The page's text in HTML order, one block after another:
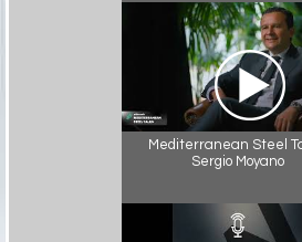
Mediterranean Steel
Sergio Moyano